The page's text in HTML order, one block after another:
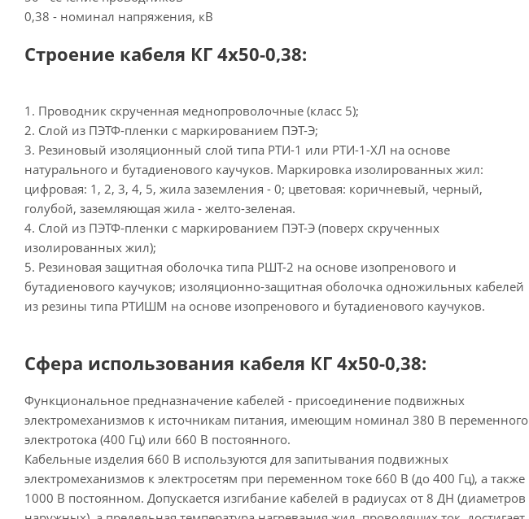
0,38 - номинал напряжения, кВ
Строение кабеля КГ 4х50-0,38:
1. Проводник скрученная меднопроволочные (класс 5);
2. Слой из ПЭТФ-пленки с маркированием ПЭТ-Э;
3. Резиновый изоляционный слой типа РТИ-1 или РТИ-1-ХЛ на основе
натурального и бутадиенового каучуков. Маркировка изолированных жил:
цифровая: 1, 2, 3, 4, 5, жила заземления - 0; цветовая: коричневый, черный,
голубой, заземляющая жила - желто-зеленая.
4. Слой из ПЭТФ-пленки с маркированием ПЭТ-Э (поверх скрученных
изолированных жил);
5. Резиновая защитная оболочка типа РШТ-2 на основе изопренового и
бутадиенового каучуков; изоляционно-защитная оболочка одножильных кабелей
из резины типа РТИШМ на основе изопренового и бутадиенового каучуков.
Сфера использования кабеля КГ 4х50-0,38:
Функциональное предназначение кабелей - присоединение подвижных
электромеханизмов к источникам питания, имеющим номинал 380 В переменного
электротока (400 Гц) или 660 В постоянного.
Кабельные изделия 660 В используются для запитывания подвижных
электромеханизмов к электросетям при переменном токе 660 В (до 400 Гц), а также
1000 В постоянном. Допускается изгибание кабелей в радиусах от 8 ДН (диаметров